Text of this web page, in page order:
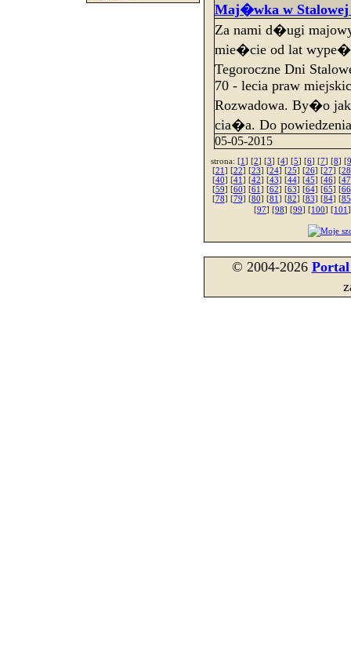
Maj�wka w
Za nami d�ugi
mie�cie od lat
Tegoroczne Dni
70 - lecia praw
Rozwadowa. By�o
cia�a. Do
05-05-2015
strona: [1] [2] [3] [4] [5] [6] [7] [8] [9
[21] [22] [23] [24] [25] [26] [27] [28
[40] [41] [42] [43] [44] [45] [46] [47
[59] [60] [61] [62] [63] [64] [65] [66
[78] [79] [80] [81] [82] [83] [84] [85
[97] [98] [99] [100] [101
© 2004-2026